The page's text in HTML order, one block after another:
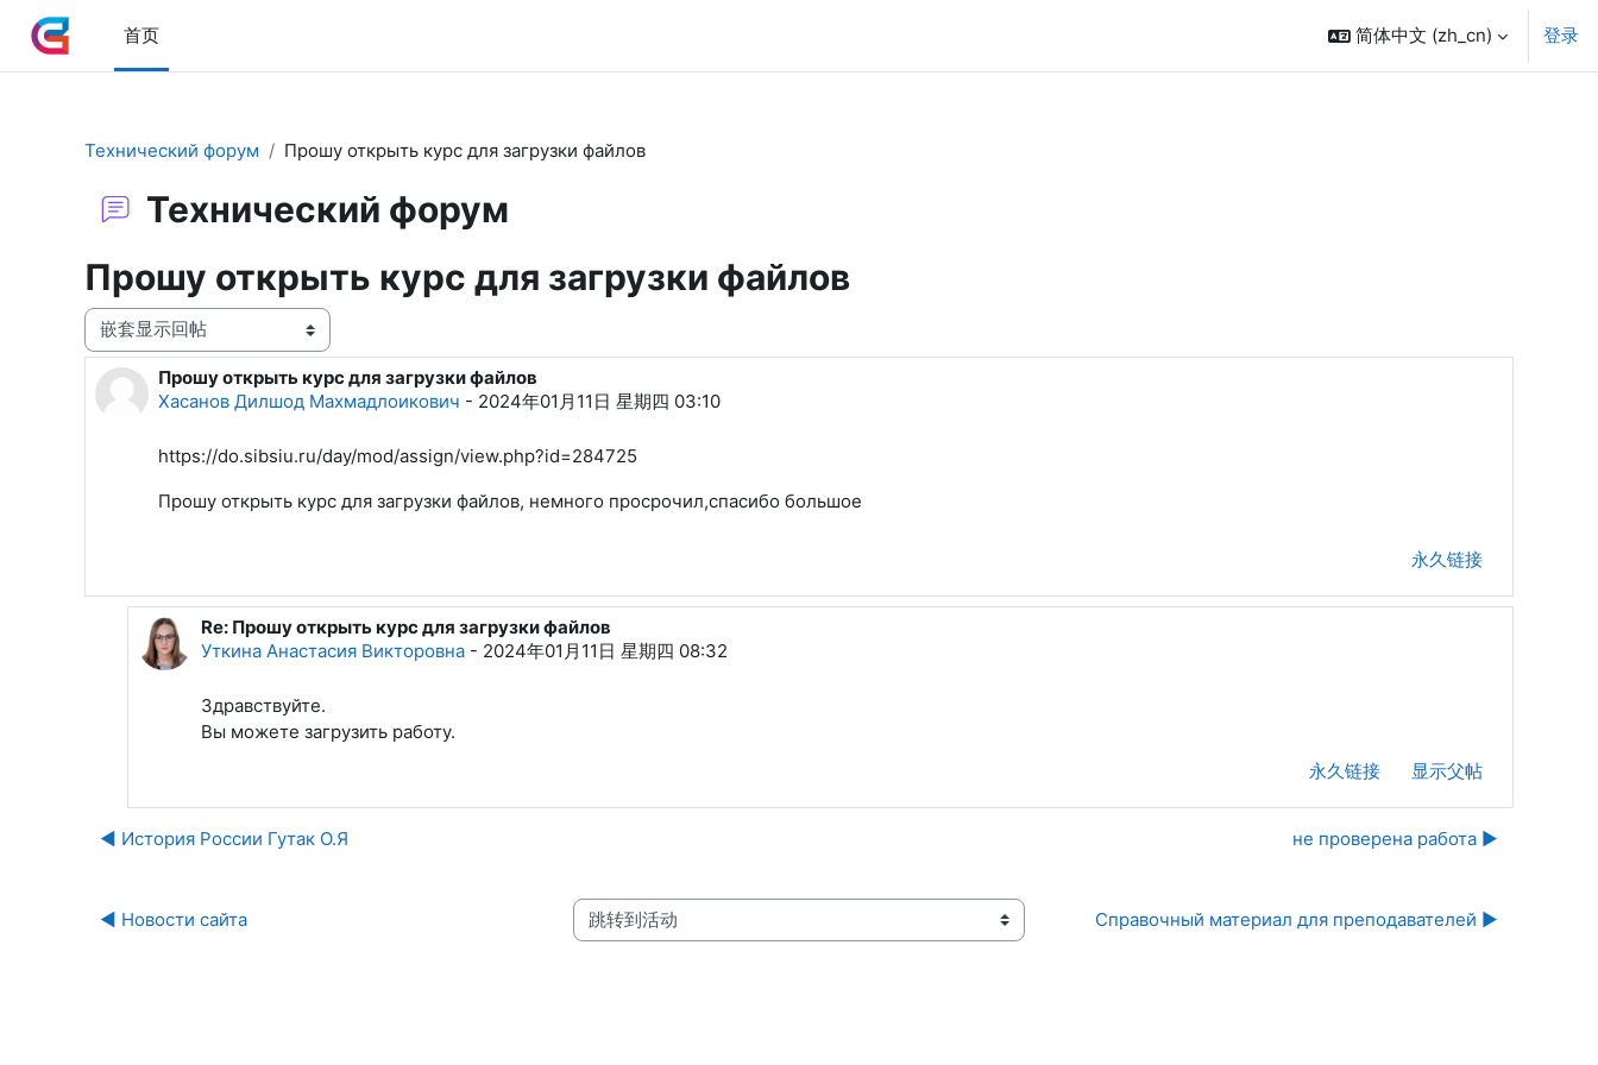
跳到主要内容
首页
简体中文 ‎(zh_cn)‎ 登录
Технический форум Прошу открыть курс для загрузки файлов
Технический форум
Прошу открыть курс для загрузки файлов
显示模式
Прошу открыть курс для загрузки файлов
Хасанов Дилшод Махмадлоикович - 2024年01月11日 星期四 03:10
回帖数：1
https://do.sibsiu.ru/day/mod/assign/view.php?id=284725
Прошу открыть курс для загрузки файлов, немного просрочил,спасибо большое
永久链接
回复Хасанов Дилшод Махмадлоикович
Re: Прошу открыть курс для загрузки файлов
Уткина Анастасия Викторовна - 2024年01月11日 星期四 08:32
Здравствуйте.
Вы можете загрузить работу.
永久链接
显示父帖
◀︎ История России Гутак О.Я не проверена работа ▶︎
◀︎ Новости сайта 跳转到活动 Справочный материал для преподавателей ▶︎